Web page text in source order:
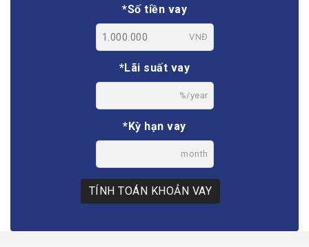
*Số tiền vay
VNĐ
*Lãi suất vay
%/year
*Kỳ hạn vay
month
TÍNH TOÁN KHOẢN VAY